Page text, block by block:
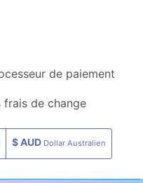
de paiement
de change
$ AUD Dollar Australien